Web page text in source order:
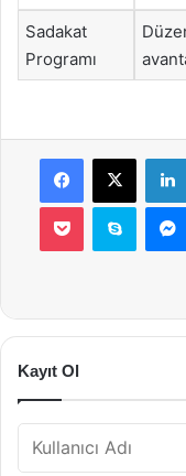
Sadakat
Programı
Facebook
X
Pocket Skype
Kayıt Ol